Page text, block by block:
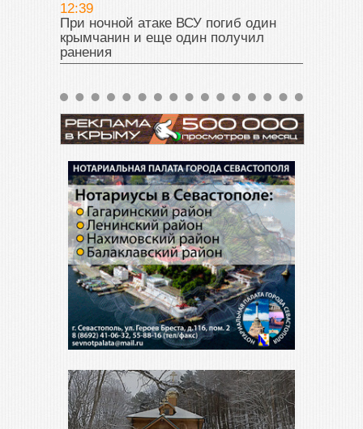
12:39
При ночной атаке ВСУ погиб один
крымчанин и еще один получил
ранения